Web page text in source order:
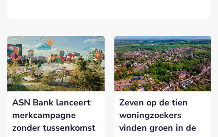
ASN Bank lanceert
merkcampagne
zonder tussenkomst
Zeven op de tien
woningzoekers
vinden groen in de